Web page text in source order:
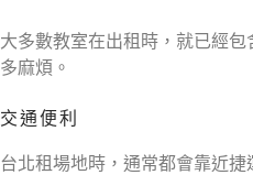
大多數教室在出租時，就已經
多麻煩。
交通便利
台北租場地時，通常都會靠近